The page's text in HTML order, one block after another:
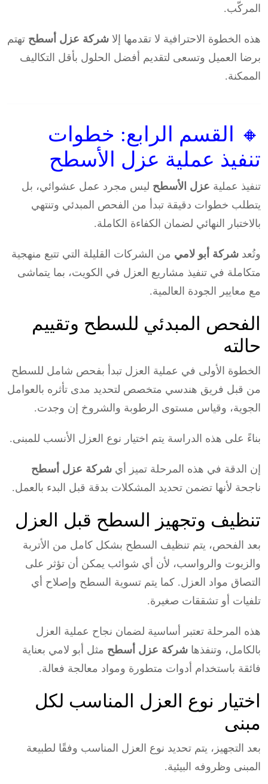
المركّب.
هذه الخطوة الاحترافية لا تقدمها إلا شركة عزل أسطح تهتم
برضا العميل وتسعى لتقديم أفضل الحلول بأقل التكاليف
الممكنة.
🔸 القسم الرابع: خطوات
تنفيذ عملية عزل الأسطح
تنفيذ عملية عزل الأسطح ليس مجرد عمل عشوائي، بل
يتطلب خطوات دقيقة تبدأ من الفحص المبدئي وتنتهي
بالاختبار النهائي لضمان الكفاءة الكاملة.
وتُعد شركة أبو لامي من الشركات القليلة التي تتبع منهجية
متكاملة في تنفيذ مشاريع العزل في الكويت، بما يتماشى
مع معايير الجودة العالمية.
الفحص المبدئي للسطح وتقييم
حالته
الخطوة الأولى في عملية العزل تبدأ بفحص شامل للسطح
من قبل فريق هندسي متخصص لتحديد مدى تأثره بالعوامل
الجوية، وقياس مستوى الرطوبة والشروخ إن وجدت.
بناءً على هذه الدراسة يتم اختيار نوع العزل الأنسب للمبنى.
إن الدقة في هذه المرحلة تميز أي شركة عزل أسطح
ناجحة لأنها تضمن تحديد المشكلات بدقة قبل البدء بالعمل.
تنظيف وتجهيز السطح قبل العزل
بعد الفحص، يتم تنظيف السطح بشكل كامل من الأتربة
والزيوت والرواسب، لأن أي شوائب يمكن أن تؤثر على
التصاق مواد العزل. كما يتم تسوية السطح وإصلاح أي
تلفيات أو تشققات صغيرة.
هذه المرحلة تعتبر أساسية لضمان نجاح عملية العزل
بالكامل، وتنفذها شركة عزل أسطح مثل أبو لامي بعناية
فائقة باستخدام أدوات متطورة ومواد معالجة فعالة.
اختيار نوع العزل المناسب لكل
مبنى
بعد التجهيز، يتم تحديد نوع العزل المناسب وفقًا لطبيعة
المبنى وظروفه البيئية.